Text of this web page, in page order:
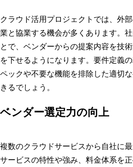
クラウド活用プロジェクトでは、外
業と協業する機会が多くあります。
とで、ベンダーからの提案内容を技
を下せるようになります。要件定義
ペックや不要な機能を排除した適切
きるでしょう。
ベンダー選定力の向上
複数のクラウドサービスから自社に
サービスの特性や強み、料金体系を